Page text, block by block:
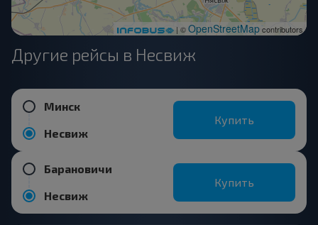
| ©OpenStreetMapcontributors
Другие рейсы в Несвиж
Минск
Несвиж
Купить
Барановичи
Несвиж
Купить